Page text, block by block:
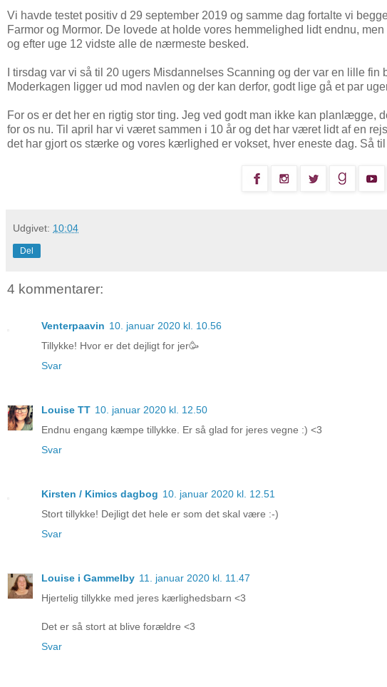
Vi havde testet positiv d 29 september 2019 og samme dag fortalte vi
Farmor og Mormor. De lovede at holde vores hemmelighed lidt endnu,
og efter uge 12 vidste alle de nærmeste besked.
I tirsdag var vi så til 20 ugers Misdannelses Scanning og der var en lille
Moderkagen ligger ud mod navlen og der kan derfor, godt lige gå et par
For os er det her en rigtig stor ting. Jeg ved godt man ikke kan planlægge,
for os nu. Til april har vi været sammen i 10 år og det har været lidt af en
det har gjort os stærke og vores kærlighed er vokset, hver eneste dag. Så
Udgivet: 10:04
Del
4 kommentarer:
Venterpaavin 10. januar 2020 kl. 10.56
Tillykke! Hvor er det dejligt for jer🥳
Svar
Louise TT 10. januar 2020 kl. 12.50
Endnu engang kæmpe tillykke. Er så glad for jeres vegne :) <3
Svar
Kirsten / Kimics dagbog 10. januar 2020 kl. 12.51
Stort tillykke! Dejligt det hele er som det skal være :-)
Svar
Louise i Gammelby 11. januar 2020 kl. 11.47
Hjertelig tillykke med jeres kærlighedsbarn <3
Det er så stort at blive forældre <3
Svar